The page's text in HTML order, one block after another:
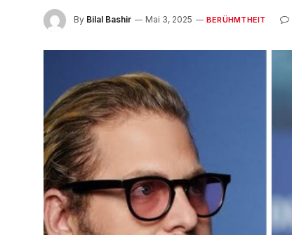
By Bilal Bashir Mai 3, 2025 BERÜHMTHEIT